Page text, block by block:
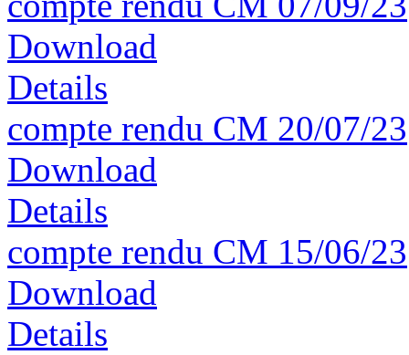
Download
Details
compte rendu CM 20/07/23
Download
Details
compte rendu CM 15/06/23
Download
Details